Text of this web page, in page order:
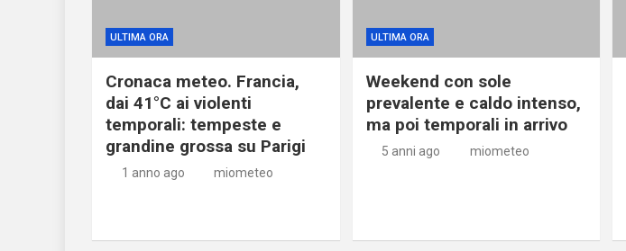
ULTIMA ORA
Cronaca meteo. Francia,
dai 41°C ai violenti
temporali: tempeste e
grandine grossa su Parigi
1 anno ago miometeo
ULTIMA ORA
Weekend con sole
prevalente e caldo intenso,
ma poi temporali in arrivo
5 anni ago miometeo